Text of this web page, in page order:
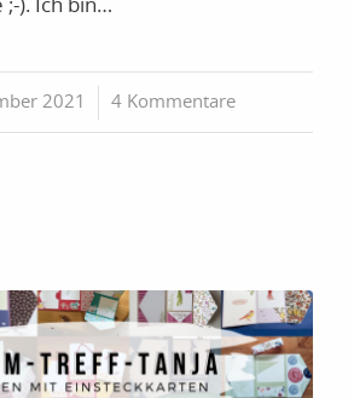
;-). Ich bin…
2021
/ 4 Kommentare